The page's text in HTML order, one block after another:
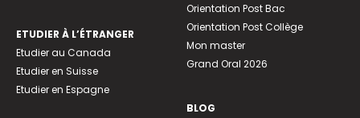
ETUDIER À L’ÉTRANGER
Etudier au Canada
Etudier en Suisse
Etudier en Espagne
Orientation Post Bac
Orientation Post Collège
Mon master
Grand Oral 2026
BLOG